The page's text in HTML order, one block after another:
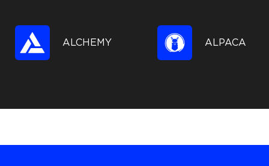
ALCHEMY ALPACA